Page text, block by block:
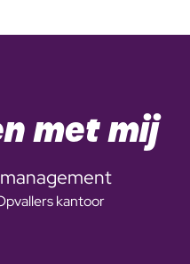
met mij
kantoor